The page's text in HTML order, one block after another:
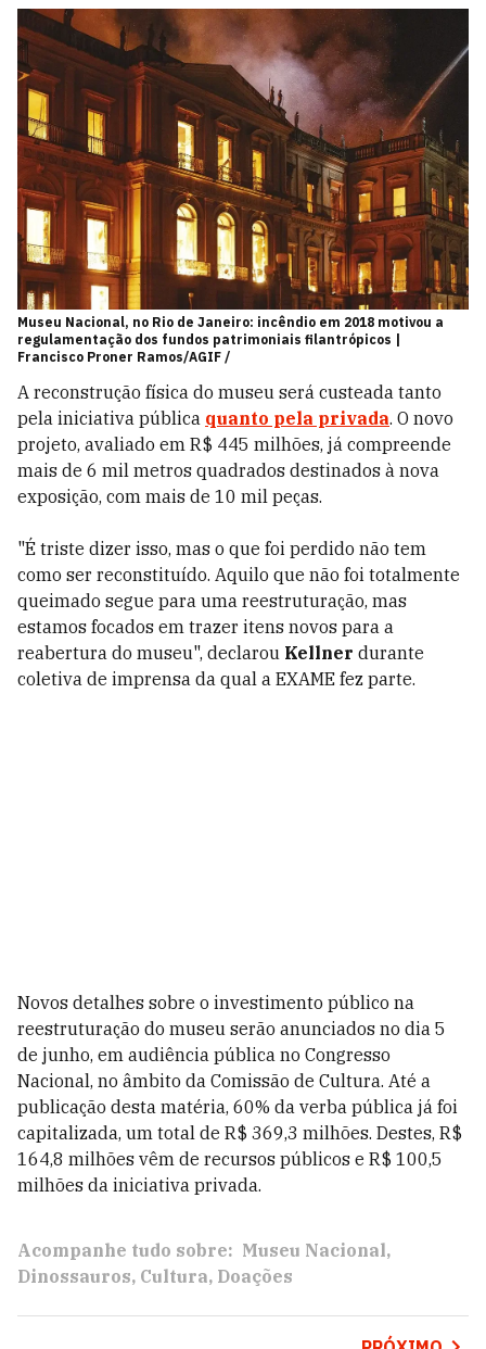
Museu Nacional, no Rio de Janeiro: incêndio em 2018 motivou a
regulamentação dos fundos patrimoniais filantrópicos |
Francisco Proner Ramos/AGIF /
A reconstrução física do museu será custeada tanto
pela iniciativa pública quanto pela privada. O novo
projeto, avaliado em R$ 445 milhões, já compreende
mais de 6 mil metros quadrados destinados à nova
exposição, com mais de 10 mil peças.
"É triste dizer isso, mas o que foi perdido não tem
como ser reconstituído. Aquilo que não foi totalmente
queimado segue para uma reestruturação, mas
estamos focados em trazer itens novos para a
reabertura do museu", declarou Kellner durante
coletiva de imprensa da qual a EXAME fez parte.
Novos detalhes sobre o investimento público na
reestruturação do museu serão anunciados no dia 5
de junho, em audiência pública no Congresso
Nacional, no âmbito da Comissão de Cultura. Até a
publicação desta matéria, 60% da verba pública já foi
capitalizada, um total de R$ 369,3 milhões. Destes, R$
164,8 milhões vêm de recursos públicos e R$ 100,5
milhões da iniciativa privada.
Acompanhe tudo sobre: Museu Nacional
Dinossauros Cultura Doações